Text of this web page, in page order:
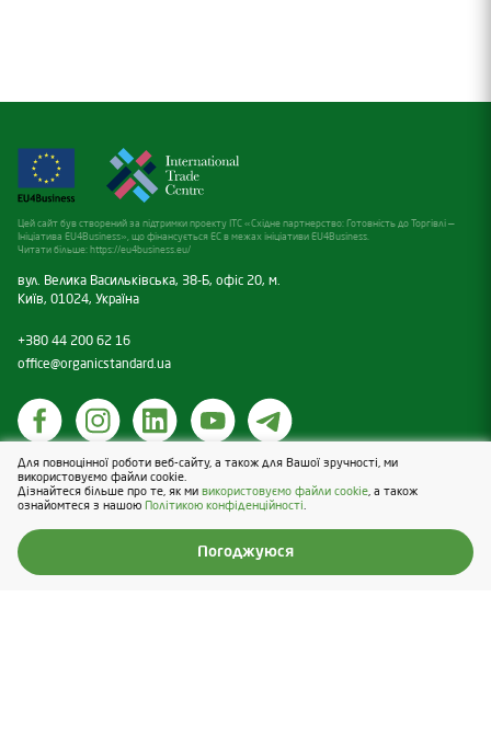
вул. Велика Васильківська, 38-Б, офіс 20, м.
Київ, 01024, Україна
Цей сайт був створений за підтримки проекту ITC «Східне партнерство: Готовність до Торгівлі —
Ініціатива EU4Business», що фінансується ЕС в межах ініціативи EU4Business.
Читати більше: https://eu4business.eu/
+380 44 200 62 16
office@organicstandard.ua
Політика щодо cookies
Політика конфіденційності
Для повноцінної роботи веб-сайту, а також для Вашої зручності, ми
використовуємо файли cookie.
Дізнайтеся більше про те, як ми використовуємо файли cookie, а також
ознайомтеся з нашою
Політикою конфіденційності.
Погоджуюся